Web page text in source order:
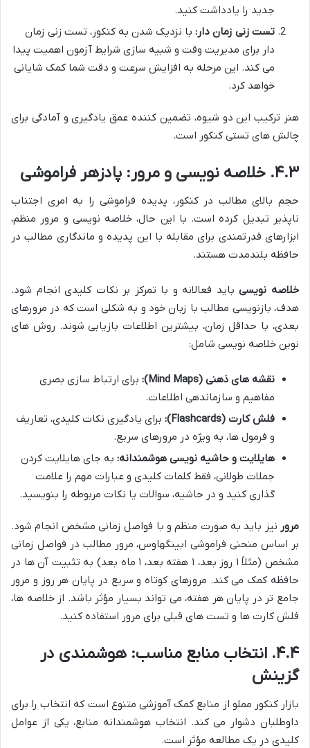
جدید را یادداشت کنید.
تست زنی زمان دار: با نزدیک شدن به کنکور، تست زنی زمان
دار برای مدیریت وقت و شبیه سازی شرایط آزمون اهمیت پیدا
می کند. این مرحله به افزایش سرعت و دقت شما کمک شایانی
خواهد کرد.
هنر ترکیب این دو شیوه، تضمین کننده عمق یادگیری و آمادگی برای
چالش های تستی کنکور است.
۴.۳. خلاصه نویسی و مرور: پادزهر فراموشی
حجم بالای مطالب در کنکور، پدیده فراموشی را به امری اجتناب
ناپذیر تبدیل کرده است. با این حال، خلاصه نویسی و مرور منظم،
ابزارهای قدرتمندی برای مقابله با این پدیده و ماندگاری مطالب در
حافظه بلندمدت هستند.
خلاصه نویسیباید فعالانه و با تمرکز بر نکات کلیدی انجام شود.
هدف، بازنویسی مطالب با زبان خود و به شکلی است که در مرورهای
بعدی، با حداقل زمان، بیشترین اطلاعات بازیابی شوند. روش های
نوین خلاصه نویسی شامل:
نقشه های ذهنی (Mind Maps):
برای ارتباط سازی بصری
مفاهیم و سازماندهی اطلاعات.
فلش کارت (Flashcards):
برای یادگیری نکات کلیدی، تعاریف
و فرمول ها، به ویژه در مرورهای سریع.
هایلایت و حاشیه نویسی هوشمندانه: به جای هایلایت کردن
جملات طولانی، فقط کلمات کلیدی و عبارات مهم را علامت
گذاری کنید و در حاشیه، سوالات یا نکات مربوطه را بنویسید.
مرور نیز باید به صورت منظم و با فواصل زمانی مشخص انجام شود.
بر اساس منحنی فراموشی ابینگهاوس، مرور مطالب در فواصل زمانی
مشخص (مثلاً ۱ روز بعد، ۱ هفته بعد، ۱ ماه بعد) به تثبیت آن ها در
حافظه کمک می کند. مرورهای کوتاه و سریع در پایان هر روز و مرور
جامع تر در پایان هر هفته، می تواند بسیار مؤثر باشد. از خلاصه ها،
فلش کارت ها و تست های قبلی برای مرور استفاده کنید.
۴.۴. انتخاب منابع مناسب: هوشمندی در
گزینش
بازار کنکور مملو از منابع کمک آموزشی متنوع است که انتخاب را برای
داوطلبان دشوار می کند. انتخاب هوشمندانه منابع، یکی از عوامل
کلیدی در یک مطالعه مؤثر است.